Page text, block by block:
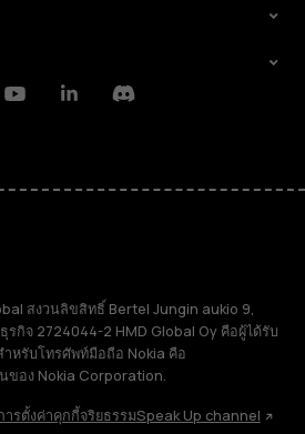
YoutubeLinkedinDiscord
สงวนลิขสิทธิ์ Bertel Jungin aukio 9,
รกิจ 2724044-2 HMD Global Oy คือผู้ได้รับ
หรับโทรศัพท์มือถือ Nokia คือ
ของ Nokia Corporation.
ารตั้งค่าคุกกี้จริยธรรมSpeak Up channel